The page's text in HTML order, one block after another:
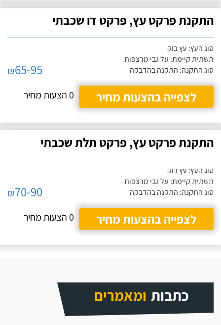
התקנת פרקט עץ, פרקט דו שכבתי
סוג העץ: עץ בוק
תשתית קיימת: על גבי מרצפות
סוג התקנה: התקנה בהדבקה
₪65-95
לצפייה בהצעות מחיר
0 הצעות מחיר
התקנת פרקט עץ, פרקט תלת שכבתי
סוג העץ: עץ בוק
תשתית קיימת: על גבי מרצפות
סוג התקנה: התקנה בהדבקה
₪70-90
לצפייה בהצעות מחיר
0 הצעות מחיר
כתבות ומאמרים